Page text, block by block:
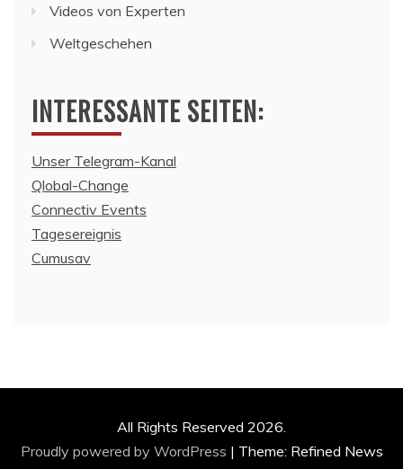
Videos von Experten
Weltgeschehen
INTERESSANTE SEITEN:
Unser Telegram-Kanal
Qlobal-Change
Connectiv Events
Tagesereignis
Cumusav
All Rights Reserved 2026.
Proudly powered by WordPress | Theme: Refined News